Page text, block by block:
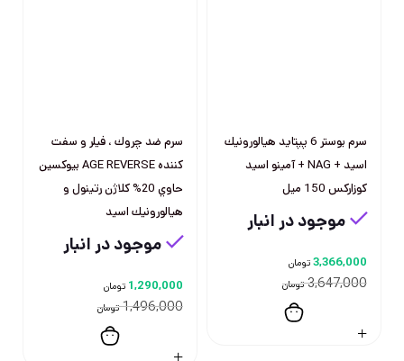
سرم بوستر 6 پپتايد هيالورونيك
اسيد + NAG + آمينو اسيد
كوزاركس 150 ميل
موجود در انبار
3,647,000 تومان
3,366,000تومان
سرم ضد چروك ، فيلر و سفت
كننده AGE REVERSE بيوكسين
حاوي 20% كلاژن رتينول و
هيالورونيك اسيد
موجود در انبار
1,496,000 تومان
1,290,000 تومان